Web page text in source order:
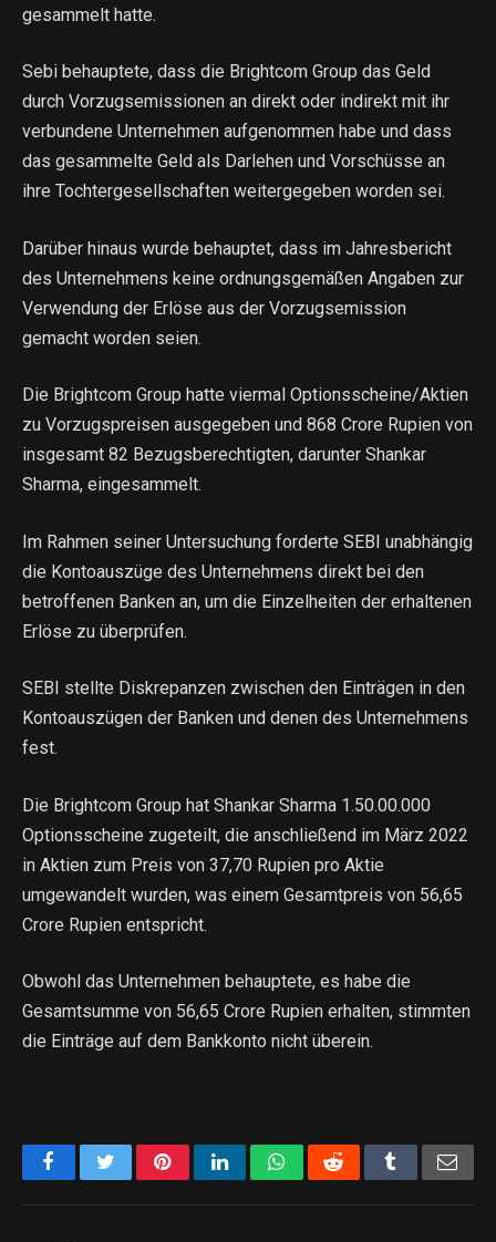
gesammelt hatte.
Sebi behauptete, dass die Brightcom Group das Geld
durch Vorzugsemissionen an direkt oder indirekt mit ihr
verbundene Unternehmen aufgenommen habe und dass
das gesammelte Geld als Darlehen und Vorschüsse an
ihre Tochtergesellschaften weitergegeben worden sei.
Darüber hinaus wurde behauptet, dass im Jahresbericht
des Unternehmens keine ordnungsgemäßen Angaben zur
Verwendung der Erlöse aus der Vorzugsemission
gemacht worden seien.
Die Brightcom Group hatte viermal Optionsscheine/Aktien
zu Vorzugspreisen ausgegeben und 868 Crore Rupien von
insgesamt 82 Bezugsberechtigten, darunter Shankar
Sharma, eingesammelt.
Im Rahmen seiner Untersuchung forderte SEBI unabhängig
die Kontoauszüge des Unternehmens direkt bei den
betroffenen Banken an, um die Einzelheiten der erhaltenen
Erlöse zu überprüfen.
SEBI stellte Diskrepanzen zwischen den Einträgen in den
Kontoauszügen der Banken und denen des Unternehmens
fest.
Die Brightcom Group hat Shankar Sharma 1.50.00.000
Optionsscheine zugeteilt, die anschließend im März 2022
in Aktien zum Preis von 37,70 Rupien pro Aktie
umgewandelt wurden, was einem Gesamtpreis von 56,65
Crore Rupien entspricht.
Obwohl das Unternehmen behauptete, es habe die
Gesamtsumme von 56,65 Crore Rupien erhalten, stimmten
die Einträge auf dem Bankkonto nicht überein.
FacebookTwitterPinterestLinkedInWhatsAppReddit Tumblr